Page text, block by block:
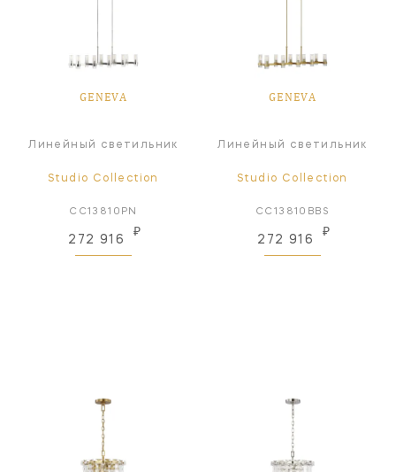
GENEVA
Линейный светильник
Studio Collection
CC13810PN
272 916
₽
GENEVA
Линейный светильник
Studio Collection
CC13810BBS
272 916
₽